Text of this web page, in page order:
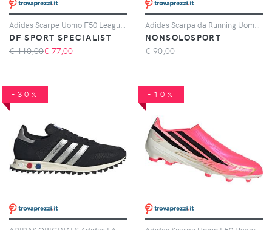
DF SPORT SPECIALIST
€ 110,00€ 77,00
NONSOLOSPORT
€ 90,00
-30% -10%